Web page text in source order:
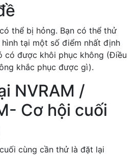
thể bị hỏng. Bạn có thể thử
hình tại một số điểm nhất định
có được khôi phục không (Điều
khắc phục được gì).
NVRAM /
Cơ hội cuối
cùng cần thử là đặt lại